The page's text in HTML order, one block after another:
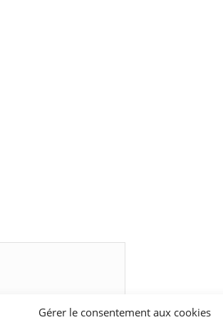
Gérer le consentement aux cookies